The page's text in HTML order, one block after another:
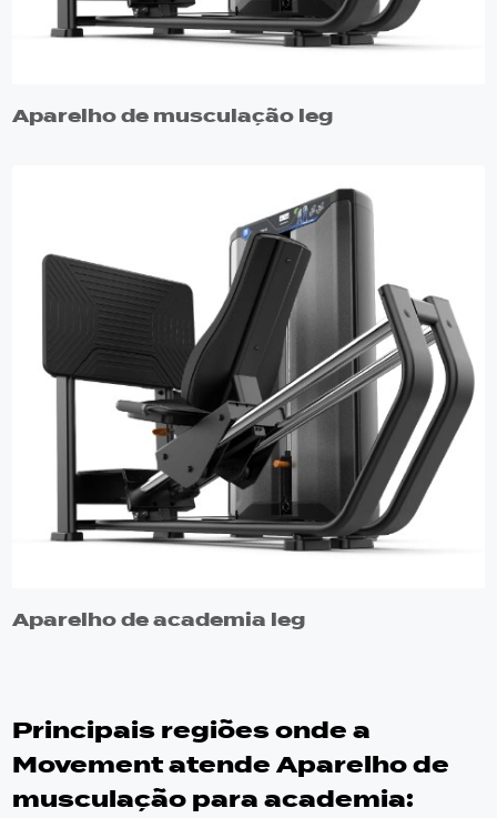
Aparelho de musculação leg
Aparelho de academia leg
Principais regiões onde a
Movement atende Aparelho de
musculação para academia: